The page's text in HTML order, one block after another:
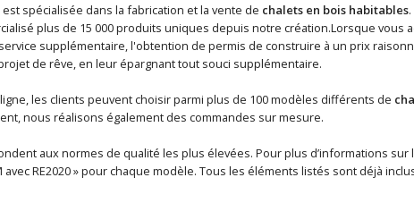
est spécialisée dans la fabrication et la vente de chalets en bois habitables
plus de 15 000 produits uniques depuis notre création.Lorsque vous
supplémentaire, l'obtention de permis de construire à un prix
de rêve, en leur épargnant tout souci supplémentaire.
les clients peuvent choisir parmi plus de 100 modèles différents de
nous réalisons également des commandes sur mesure.
aux normes de qualité les plus élevées. Pour plus d’informations
avec RE2020 » pour chaque modèle. Tous les éléments listés sont déjà